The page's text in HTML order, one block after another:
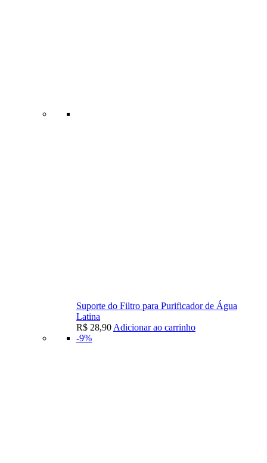
Suporte do Filtro para Purificador de Água
Latina
R$ 28,90 Adicionar ao carrinho
-9%